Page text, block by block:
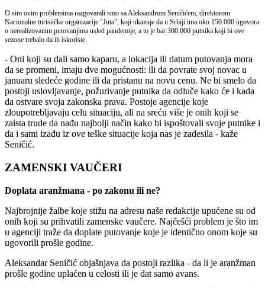
O sim ovim problemima razgovarali smo sa Aleksandrom Seničićem, direktorom
Nacionalne turističke organizacije "Juta", koji ukazuje da u Srbiji ima oko 150.000 ugovora
o nerealizovanim putovanjima usled pandemije, a to je bar 300.000 putnika koji bi ove
sezone trebalo da ih iskoriste.
- Oni koji su dali samo kaparu, a lokacija ili datum putovanja mora
da se promeni, imaju dve mogućnosti: ili da povrate svoj novac u
januaru sledeće godine ili da pristanu na novu cenu. Ne bi smelo da
postoji uslovljavanje, požurivanje putnika da odluče kako će i kada
da ostvare svoja zakonska prava. Postoje agencije koje
zloupotrebljavaju celu situaciju, ali na sreću više je onih koji se
zaista trude da nađu najbolji način kako bi ispoštovali svoje putnike i
da i sami izađu iz ove teške situacije koja nas je zadesila - kaže
Seničić.
ZAMENSKI VAUČERI
Doplata aranžmana - po zakonu ili ne?
Najbrojnije žalbe koje stižu na adresu naše redakcije upućene su od
onih koji su prihvatili zamenske vaučere. Najčešći problem je što im
u agenciji traže da doplate putovanje koje je identično onom koje su
ugovorili prošle godine.
Aleksandar Seničić objašnjava da postoji razlika - da li je aranžman
prošle godine uplaćen u celosti ili je dat samo avans.